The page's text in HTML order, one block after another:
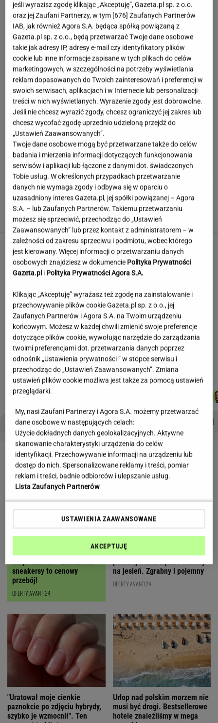
Decyzja Lewej wywołała burzę.
Zając ma jasne zdanie o wyjazdach bez dzieci
"Pionowe miasto" będzie mieć 140 metrów.
Jego wnętrze robi wrażenie
Dzisiejszy copiątkowy quiz wiedzy nie zostawi
na tobie suchej nitki!
Nie czekaj, aż będzie za późno. To może
oznaczać, że szkoła przestała służyć dziecku
MATERIAŁ PROMOCYJNY
Partnerka Litewki po jego
śmierci: Niektórzy zlecieli się jak sępy
SUBSKRYPCJA
Najniższe poparcie dla PiS w sondażu od lat.
Doda i jej były mąż oskarżeni
Autorzy:
PROBLEMY POLSKICH SIATKARZY ZNAK Z '30'
LETNIE OKAZJE
sneakersy to cenowy
przebój!
OFERTY AVANTI24
Ten karmelowy kuferek od
polskiej marki będzie idealny
na jesień. Zgrabny i pojemny
OFERTY AVANTI24
"Uratował moje cienkie
paznokcie po zdjęciu hybrydy,
szybko je wzmocnił". Ten
Urlop nad polskim morzem nie
musi być drogi. Bestsellerowe
hotele znaleźliśmy w mega
jeśli wyrazisz zgodę klikając „Akceptuję”, Gazeta.pl sp. z o.o.
oraz jej Zaufani Partnerzy, w tym [676] Zaufanych Partnerów
IAB, jak również Agora S.A. będąca spółką powiązaną z
Gazeta.pl sp. z o.o., będą przetwarzać Twoje dane osobowe
takie jak adresy IP, adresy e-mail czy identyfikatory plików
cookie lub inne informacje zapisane w tych plikach do celów
marketingowych, w szczególności na potrzeby wyświetlania
reklam dopasowanych do Twoich zainteresowań i preferencji w
swoich serwisach, aplikacjach i w Internecie lub personalizacji
treści w nich wyświetlanych. Wyrażenie zgody jest dobrowolne.
Jeśli nie chcesz wyrazić zgody, chcesz ograniczyć jej zakres lub
chcesz wycofać zgodę uprzednio udzieloną przejdź do
„Ustawień Zaawansowanych”.
Twoje dane osobowe mogą być przetwarzane także do celów
badania i mierzenia informacji dotyczących funkcjonowania
serwisów i aplikacji lub łączone z danymi dot. świadczonych
Tobie usług. W określonych przypadkach przetwarzanie
danych nie wymaga zgody i odbywa się w oparciu o
uzasadniony interes Gazeta.pl, jej spółki powiązanej – Agora
S.A. – lub Zaufanych Partnerów. Takiemu przetwarzaniu
możesz się sprzeciwić, przechodząc do „Ustawień
Zaawansowanych” lub przez kontakt z administratorem – w
zależności od zakresu sprzeciwu i podmiotu, wobec którego
jest kierowany. Więcej informacji o przetwarzaniu danych
osobowych znajdziesz w dokumencie Polityka Prywatności
Gazeta.pl i Polityka Prywatności Agora S.A.
Klikając „Akceptuję” wyrażasz też zgodę na zainstalowanie i
przechowywanie plików cookie Gazeta.pl sp. z o.o., jej
Zaufanych Partnerów i Agora S.A. na Twoim urządzeniu
końcowym. Możesz w każdej chwili zmienić swoje preferencje
dotyczące plików cookie, wywołując narzędzie do zarządzania
twoimi preferencjami dot. przetwarzania danych poprzez
odnośnik „Ustawienia prywatności ” w stopce serwisu i
przechodząc do „Ustawień Zaawansowanych”. Zmiana
ustawień plików cookie możliwa jest także za pomocą ustawień
przeglądarki.
My, nasi Zaufani Partnerzy i Agora S.A. możemy przetwarzać
dane osobowe w następujących celach:
Użycie dokładnych danych geolokalizacyjnych. Aktywne
skanowanie charakterystyki urządzenia do celów
identyfikacji. Przechowywanie informacji na urządzeniu lub
dostęp do nich. Spersonalizowane reklamy i treści, pomiar
reklam i treści, badnie odbiorców i ulepszanie usług.
Lista Zaufanych Partnerów
USTAWIENIA ZAAWANSOWANE
AKCEPTUJĘ